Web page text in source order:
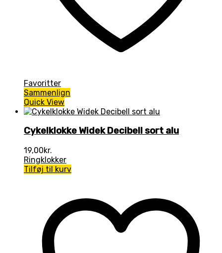
Favoritter
Sammenlign
Quick View
Cykelklokke Widek Decibell sort alu
19,00kr.
Ringklokker
Tilføj til kurv